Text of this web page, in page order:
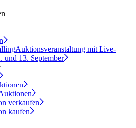
Auktionsveranstaltung mit Live-
und 13. September
verkaufen
kaufen